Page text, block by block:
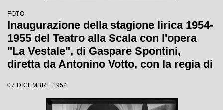
FOTO
Inaugurazione della stagione lirica 1954-
1955 del Teatro alla Scala con l'opera
"La Vestale", di Gaspare Spontini,
diretta da Antonino Votto, con la regia di
07 DICEMBRE 1954